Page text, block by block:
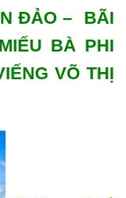
ĐẢO – BÃI
BÀ PHI
VÕ THỊ